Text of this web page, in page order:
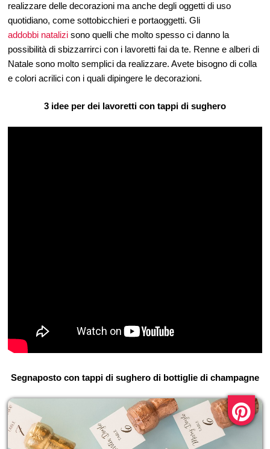
realizzare delle decorazioni ma anche degli oggetti di uso
quotidiano, come sottobicchieri e portaoggetti. Gli
addobbi natalizi sono quelli che molto spesso ci danno la
possibilità di sbizzarrirci con i lavoretti fai da te. Renne e alberi di
Natale sono molto semplici da realizzare. Avete bisogno di colla
e colori acrilici con i quali dipingere le decorazioni.
3 idee per dei lavoretti con tappi di sughero
Segnaposto con tappi di sughero di bottiglie di champagne